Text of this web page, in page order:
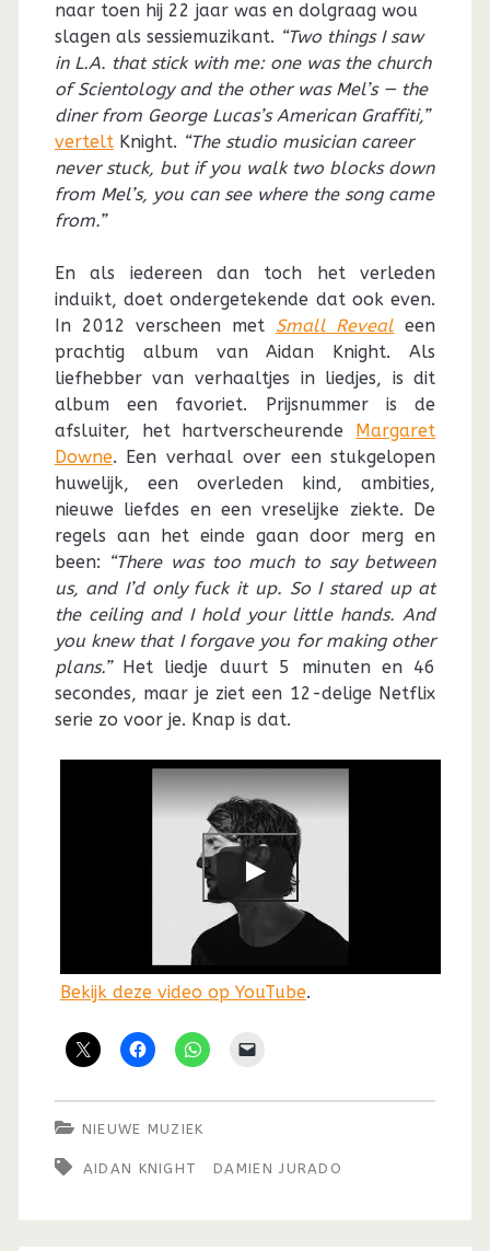
naar toen hij 22 jaar was en dolgraag wou
slagen als sessiemuzikant. “Two things I saw
in L.A. that stick with me: one was the church
of Scientology and the other was Mel’s — the
diner from George Lucas’s American Graffiti,”
verteltKnight. “The studio musician career
never stuck, but if you walk two blocks down
from Mel’s, you can see where the song came
from.”
En als iedereen dan toch het verleden
induikt, doet ondergetekende dat ook even.
In 2012 verscheen met Small Reveal een
prachtig album van Aidan Knight. Als
liefhebber van verhaaltjes in liedjes, is dit
album een favoriet. Prijsnummer is de
afsluiter, het hartverscheurende Margaret
Downe. Een verhaal over een stukgelopen
huwelijk, een overleden kind, ambities,
nieuwe liefdes en een vreselijke ziekte. De
regels aan het einde gaan door merg en
been: “There was too much to say between
us, and I’d only fuck it up. So I stared up at
the ceiling and I hold your little hands. And
you knew that I forgave you for making other
plans.”Het liedje duurt 5 minuten en 46
secondes, maar je ziet een 12-delige Netflix
serie zo voor je. Knap is dat.
Bekijk deze video op YouTube.
NIEUWE MUZIEK
AIDAN KNIGHT DAMIEN JURADO